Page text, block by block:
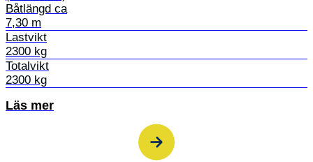
Båtlängd ca
7,30 m
Lastvikt
2300 kg
Totalvikt
2300 kg
Läs mer